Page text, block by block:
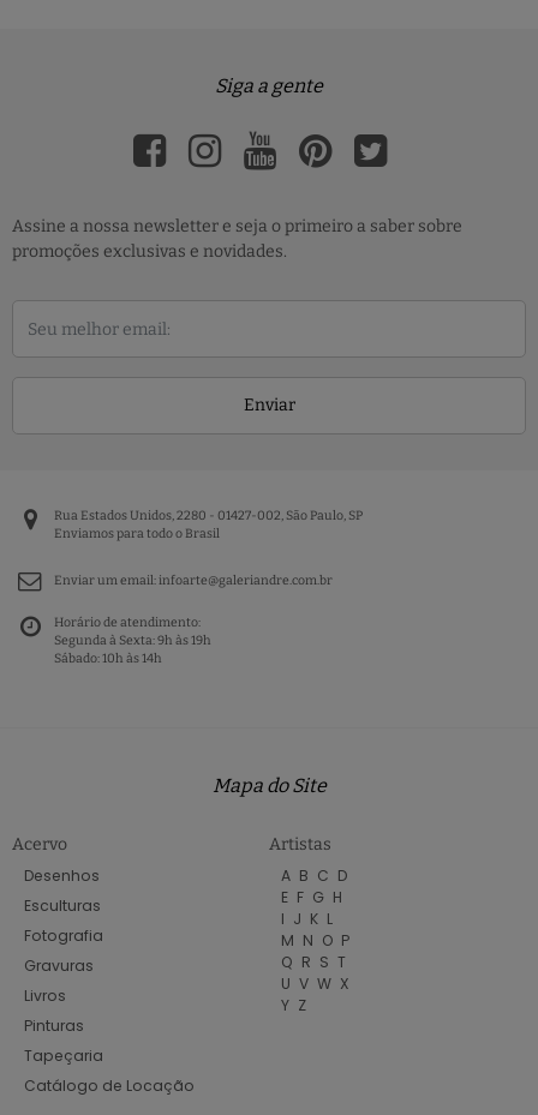
Siga a gente
Assine a nossa newsletter e seja o primeiro a saber sobre
promoções exclusivas e novidades.
Enviar
Rua Estados Unidos, 2280 - 01427-002, São Paulo, SP
Enviamos para todo o Brasil
Enviar um email:infoarte@galeriandre.com.br
Horário de atendimento:
Segunda à Sexta: 9h às 19h
Sábado: 10h às 14h
Mapa do Site
Acervo
Desenhos
Esculturas
Fotografia
Gravuras
Livros
Pinturas
Tapeçaria
Catálogo de Locação
Artistas
A B C D
E F G H
I J K L
M N O P
Q R S T
U V W X
Y Z